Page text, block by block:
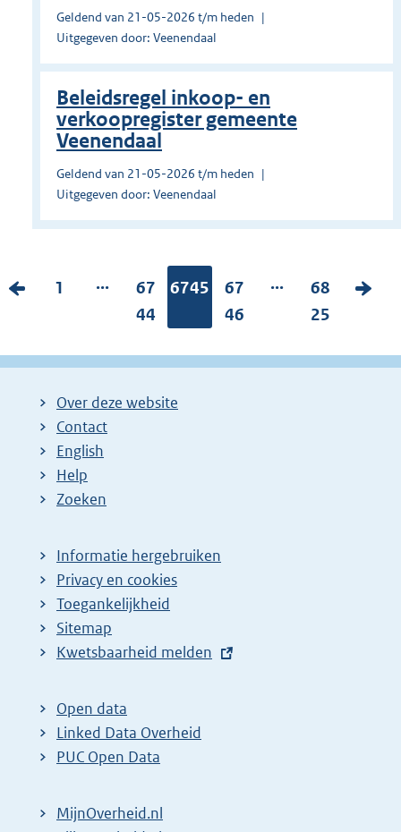
Geldend van 21-05-2026 t/m heden
Uitgegeven door: Veenendaal
Beleidsregel inkoop- en
verkoopregister gemeente
Veenendaal
Geldend van 21-05-2026 t/m heden
Uitgegeven door: Veenendaal
V
i
P
i
n
a
:
1 ...
P
a
i
n
67
44
Pagina:
6745
P
a
i
67
46
...
P
a
i
68
25
V
g
Over deze website
Contact
English
Help
Zoeken
Informatie hergebruiken
Privacy en cookies
Toegankelijkheid
Sitemap
E
t
e
r
l
Kwetsbaarheid melden
Open data
Linked Data Overheid
PUC Open Data
MijnOverheid.nl